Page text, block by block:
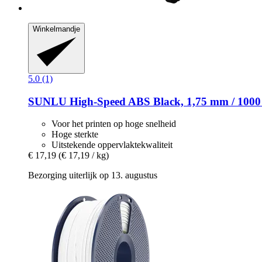
Winkelmandje
5.0 (1)
SUNLU High-​Speed ABS Black, 1,75 mm /
Voor het printen op hoge snelheid
Hoge sterkte
Uitstekende oppervlaktekwaliteit
€ 17,19 (€ 17,19 / kg)
Bezorging uiterlijk op 13. augustus